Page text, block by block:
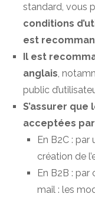
standard, vous
conditions
est
Il est
anglais,
public
S’assurer
acceptées
En B2C :
création de
En B2B :
mail : les